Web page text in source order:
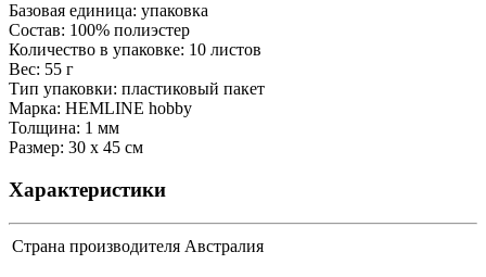
Базовая единица: упаковка
Состав: 100% полиэстер
Количество в упаковке: 10 листов
Вес: 55 г
Тип упаковки: пластиковый пакет
Марка: HEMLINE hobby
Толщина: 1 мм
Размер: 30 х 45 см
Характеристики
Страна производителя Австралия